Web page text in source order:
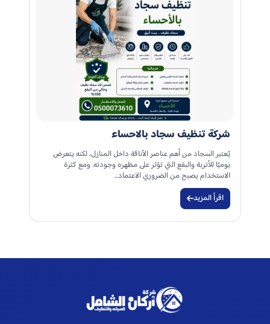
شركة تنظيف سجاد بالاحساء
يُعتبر السجاد من أهم عناصر الأناقة داخل المنازل، لكنه يتعرض
يوميًا للأتربة والبقع التي تؤثر على مظهره وجودته. ومع كثرة
الاستخدام يصبح من الضروري الاعتماد…
اقرأ المزيد